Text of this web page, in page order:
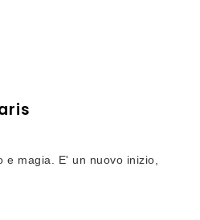
magia. E' un nuovo inizio,